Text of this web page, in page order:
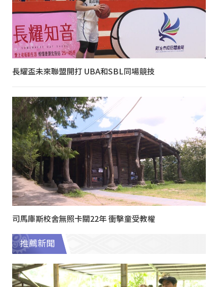
長耀盃未來聯盟開打 UBA和SBL同場競技
司馬庫斯校舍無照卡關22年 衝擊童受教權
推薦新聞